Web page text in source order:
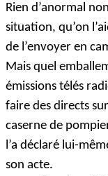
Rien d’anormal
situation, qu’on
de l’envoyer en
Mais quel
émissions télés
faire des directs
caserne de
l’a déclaré lui-
son acte.